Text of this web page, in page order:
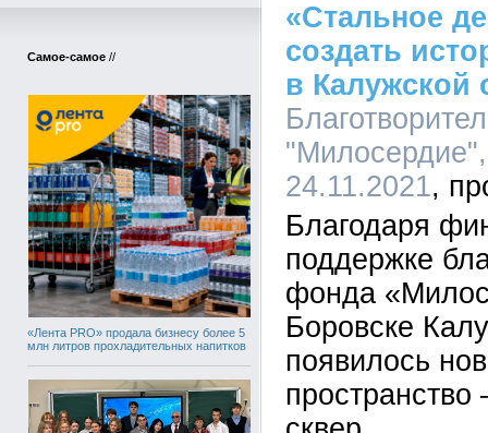
Самое-самое //
«Лента PRO» продала бизнесу более 5
млн литров прохладительных напитков
«Стальное
создать
в Калужской
24.11.2021
Благодаря
поддержке
фонда
Боровске
появилось